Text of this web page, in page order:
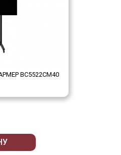
ВС5522СМ40